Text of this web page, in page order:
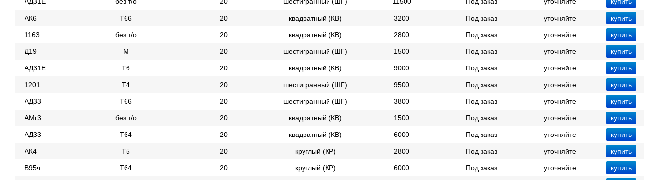
АК6 Т66 20 квадратный (КВ) 3200 Под заказ уточняйте
1163 без т/о 20 квадратный (КВ) 2800 Под заказ уточняйте
Д19 М 20 шестигранный (ШГ) 1500 Под заказ уточняйте
АД31Е Т6 20 квадратный (КВ) 9000 Под заказ уточняйте
1201 Т4 20 шестигранный (ШГ) 9500 Под заказ уточняйте
АД33 Т66 20 шестигранный (ШГ) 3800 Под заказ уточняйте
АМг3 без т/о 20 квадратный (КВ) 1500 Под заказ уточняйте
АД33 Т64 20 квадратный (КВ) 6000 Под заказ уточняйте
АК4 Т5 20 круглый (КР) 2800 Под заказ уточняйте
В95ч Т64 20 круглый (КР) 6000 Под заказ уточняйте